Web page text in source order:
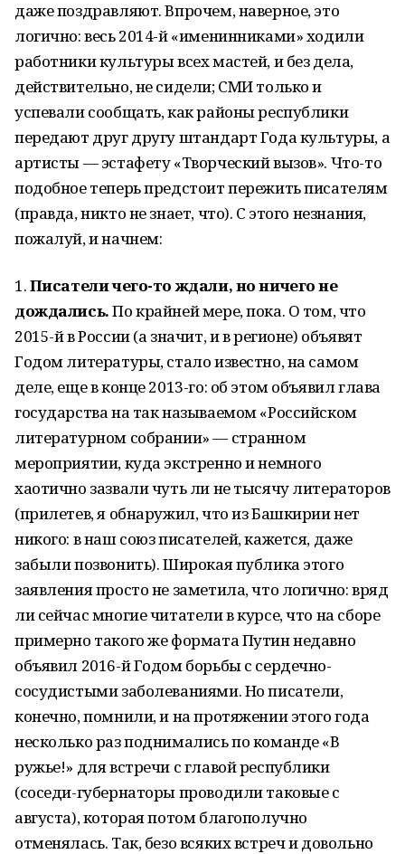
даже поздравляют. Впрочем, наверное, это
логично: весь 2014-й «именинниками» ходили
работники культуры всех мастей, и без дела,
действительно, не сидели; СМИ только и
успевали сообщать, как районы республики
передают друг другу штандарт Года культуры, а
артисты — эстафету «Творческий вызов». Что-то
подобное теперь предстоит пережить писателям
(правда, никто не знает, что). С этого незнания,
пожалуй, и начнем:
1.Писатели чего-то ждали, но ничего не
дождались.По крайней мере, пока. О том, что
2015-й в России (а значит, и в регионе) объявят
Годом литературы, стало известно, на самом
деле, еще в конце 2013-го: об этом объявил глава
государства на так называемом «Российском
литературном собрании» — странном
мероприятии, куда экстренно и немного
хаотично зазвали чуть ли не тысячу литераторов
(прилетев, я обнаружил, что из Башкирии нет
никого: в наш союз писателей, кажется, даже
забыли позвонить). Широкая публика этого
заявления просто не заметила, что логично: вряд
ли сейчас многие читатели в курсе, что на сборе
примерно такого же формата Путин недавно
объявил 2016-й Годом борьбы с сердечно-
сосудистыми заболеваниями. Но писатели,
конечно, помнили, и на протяжении этого года
несколько раз поднимались по команде «В
ружье!» для встречи с главой республики
(соседи-губернаторы проводили таковые с
августа), которая потом благополучно
отменялась. Так, безо всяких встреч и довольно